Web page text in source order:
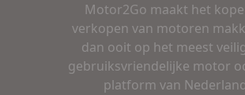
Motor2Go maakt het
verkopen van motoren
dan ooit op het meest
gebruiksvriendelijke motor
platform van